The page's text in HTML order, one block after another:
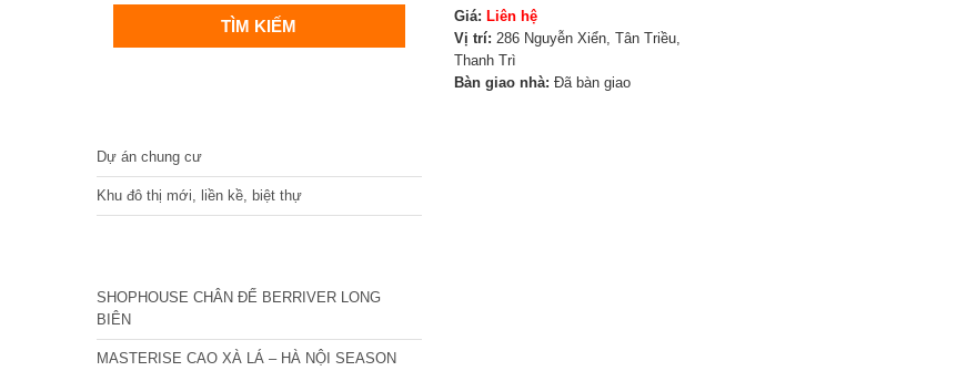
Giá: Liên hệ
Vị trí: 286 Nguyễn Xiển, Tân Triều,
Thanh Trì
Bàn giao nhà: Đã bàn giao
Dự án chung cư
Khu đô thị mới, liền kề, biệt thự
SHOPHOUSE CHÂN ĐẾ BERRIVER LONG
BIÊN
MASTERISE CAO XÀ LÁ – HÀ NỘI SEASON